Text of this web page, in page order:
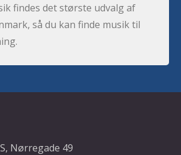
findes det største udvalg af
så du kan finde musik til
Nørregade 49